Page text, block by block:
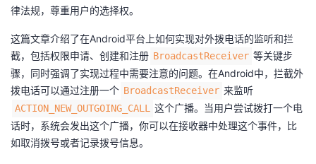
律法规，尊重用户的选择权。
这篇文章介绍了在Android平台上如何实现对外拨电话的监听和拦
截，包括权限申请、创建和注册​ ​BroadcastReceiver​ ​​等关键步
骤，同时强调了实现过程中需要注意的问题。在Android中，拦截外
拨电话可以通过注册一个​ ​BroadcastReceiver​ ​​来监听​
​ACTION_NEW_OUTGOING_CALL​
​这个广播。当用户尝试拨打一个电
话时，系统会发出这个广播，你可以在接收器中处理这个事件，比
如取消拨号或者记录拨号信息。